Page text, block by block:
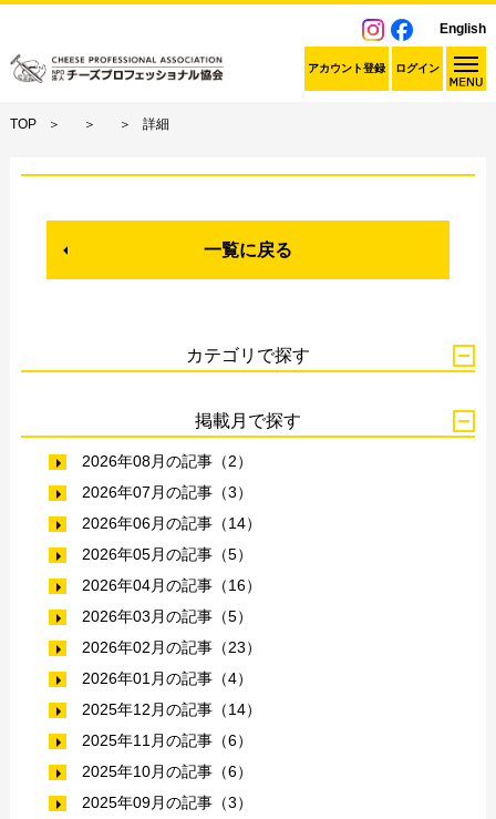
English
アカウント登録 ログイン
TOP 詳細
一覧に戻る
カテゴリで探す
掲載月で探す
2026年08月の記事（2）
2026年07月の記事（3）
2026年06月の記事（14）
2026年05月の記事（5）
2026年04月の記事（16）
2026年03月の記事（5）
2026年02月の記事（23）
2026年01月の記事（4）
2025年12月の記事（14）
2025年11月の記事（6）
2025年10月の記事（6）
2025年09月の記事（3）